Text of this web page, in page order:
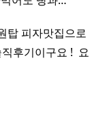
탑 피자맛집으로
후기이구요 ! ​ 요